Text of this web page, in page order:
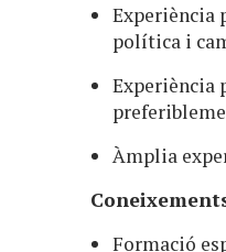
Experiència
política i
Experiència
Àmplia
Formació